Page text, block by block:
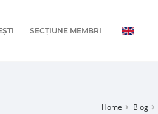
SECȚIUNE MEMBRI
Home Blog